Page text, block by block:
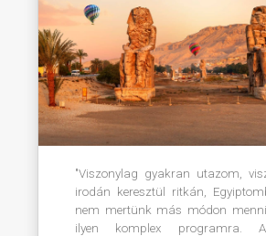
"Viszonylag gyakran utazom,
irodán keresztül ritkán,
nem mertünk más módon
ilyen komplex programra. A